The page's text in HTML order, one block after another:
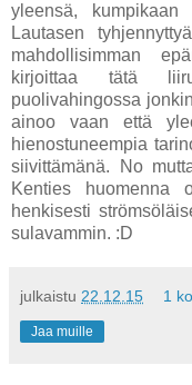
yleensä,
Lautasen
mahdollisimman
kirjoittaa tätä
puolivahingossa
ainoo vaan että
hienostuneempia
siivittämänä. No
Kenties huomenna
henkisesti
sulavammin. :D
julkaistu 22.12.15 1
Jaa muille